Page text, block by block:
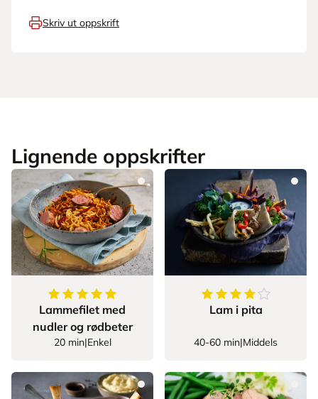
Skriv ut oppskrift
Lignende oppskrifter
5av5stjerner
Lammefilet med
nudler og rødbeter
20 min|Enkel
4.666666666666667
Lam i pita
40-60 min|Middels